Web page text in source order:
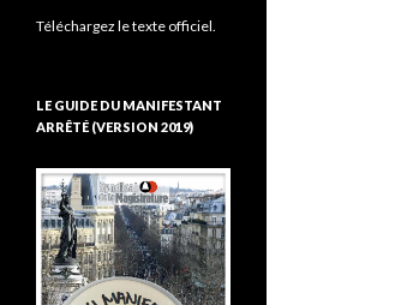
Téléchargez le texte officiel.
LE GUIDE DU MANIFESTANT
ARRÊTÉ (VERSION 2019)